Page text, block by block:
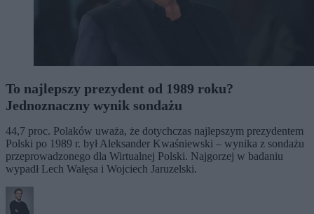
To najlepszy prezydent od 1989 roku?
Jednoznaczny wynik sondażu
44,7 proc. Polaków uważa, że dotychczas najlepszym prezydentem
Polski po 1989 r. był Aleksander Kwaśniewski – wynika z sondażu
przeprowadzonego dla Wirtualnej Polski. Najgorzej w badaniu
wypadł Lech Wałęsa i Wojciech Jaruzelski.